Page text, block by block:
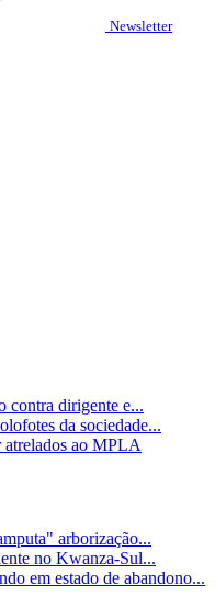
Newsletter
contra dirigente e...
da sociedade...
atrelados ao MPLA
arborização...
no Kwanza-Sul...
em estado de abandono...